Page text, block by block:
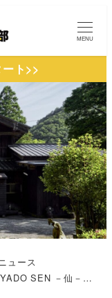
MENU
ト>>
ュース
ン！プライベートサウナを完備した棟も！